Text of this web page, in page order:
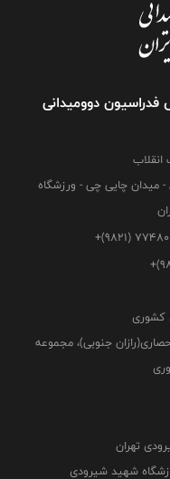
دوومیدانی
- میدان چایی چی - ورزشگاه
+(9821)
کشوری
جنوبی)، مجموعه
تهران
شهید شیرودی